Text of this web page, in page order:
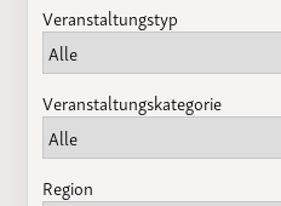
Veranstaltungstyp
Veranstaltungskategorie
Region